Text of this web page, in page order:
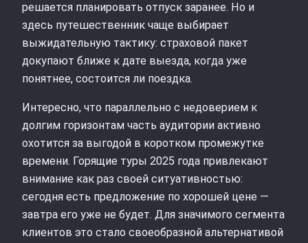
решается планировать отпуск заранее. Но и
здесь путешественник чаще выбирает
выжидательную тактику: страховой пакет
докупают ближе к дате выезда, когда уже
понятнее, состоится ли поездка.
Интересно, что параллельно с недоверием к
долгим горизонтам часть аудитории активно
охотится за выгодой в коротком промежутке
времени. Горящие туры 2025 года привлекают
внимание как раз своей ситуативностью:
сегодня есть предложение по хорошей цене —
завтра его уже не будет. Для значимого сегмента
клиентов это стало своеобразной альтернативой